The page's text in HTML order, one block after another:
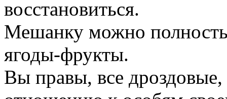
восстановиться.
Мешанку можно
ягоды-фрукты.
Вы правы, все